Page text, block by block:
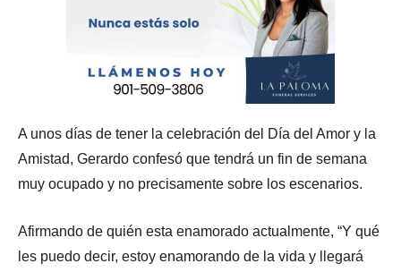
A unos días de tener la celebración del Día del Amor y la
Amistad, Gerardo confesó que tendrá un fin de semana
muy ocupado y no precisamente sobre los escenarios.
Afirmando de quién esta enamorado actualmente, “Y qué
les puedo decir, estoy enamorando de la vida y llegará